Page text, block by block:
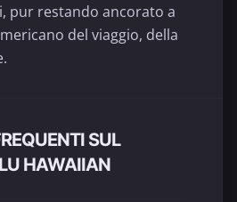
pur restando ancorato a
del viaggio, della
SUL
HAWAIIAN